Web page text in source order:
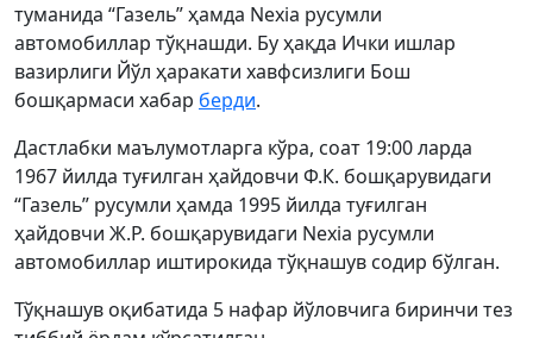
туманида “Газель” ҳамда Nexia русумли
автомобиллар тўқнашди. Бу ҳақда Ички ишлар
вазирлиги Йўл ҳаракати хавфсизлиги Бош
бошқармаси хабар берди.
Дастлабки маълумотларга кўра, соат 19:00 ларда
1967 йилда туғилган ҳайдовчи Ф.К. бошқарувидаги
“Газель” русумли ҳамда 1995 йилда туғилган
ҳайдовчи Ж.Р. бошқарувидаги Nexia русумли
автомобиллар иштирокида тўқнашув содир бўлган.
Тўқнашув оқибатида 5 нафар йўловчига биринчи тез